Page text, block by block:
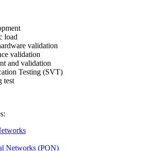
load
validation
validation
and validation
Testing (SVT)
test
Networks (PON)